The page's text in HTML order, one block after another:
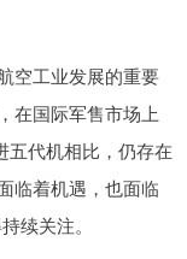
空工业发展的重要
在国际军售市场上
五代机相比，仍存在
临着机遇，也面临
续关注。